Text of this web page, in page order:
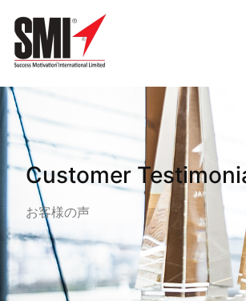
ホーム クライアント様からの声 »
Customer
お客様の声